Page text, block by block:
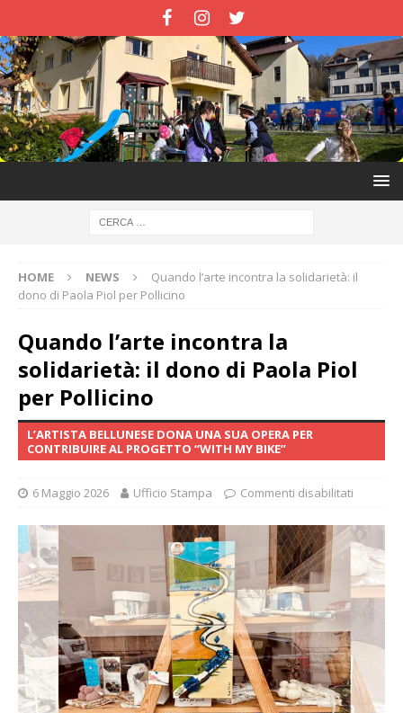
HOME NEWS
Quando l’arte incontra la solidarietà: il
dono di Paola Piol per Pollicino
Quando l’arte incontra la
solidarietà: il dono di Paola Piol
per Pollicino
L’ARTISTA BELLUNESE DONA UNA SUA OPERA PER
CONTRIBUIRE AL PROGETTO “WITH MY BIKE”
6 Maggio 2026 Ufficio Stampa Commenti disabilitati